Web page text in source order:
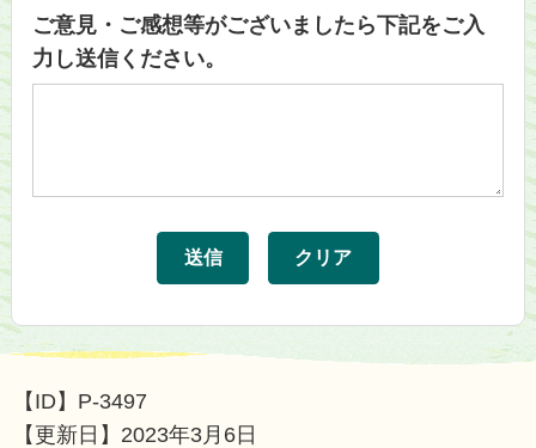
ご意見・ご感想等がございましたら下記をご入
力し送信ください。
【ID】 P-3497
【更新日】 2023年3月6日